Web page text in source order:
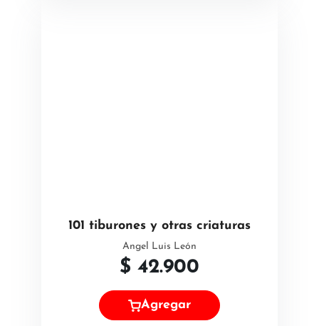
101 tiburones y otras criaturas
Angel Luis León
$ 42.900
Agregar